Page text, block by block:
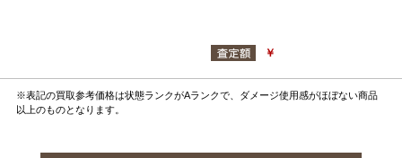
￥
※表記の買取参考価格は状態ランクがAランクで、ダメージ使用感がほぼない商品
以上のものとなります。